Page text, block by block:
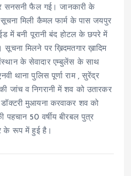
सनसनी फैल गई। जानकारी के
मिली कैमल फार्म के पास जयपुर
में बनी पूरानी बंद होटल के छपरे में
मिलने पर ख़िदमतगार ख़ादिम
के सेवादार एम्बुलेंस के साथ
थाना पुलिस पूर्णा राम , सुरेंद्र
जांच व निगरानी में शव को उतारकर
मुआयना करवाकर शव को
पहचान 50 वर्षीय बीरबल पुत्र
के रूप में हुई है।